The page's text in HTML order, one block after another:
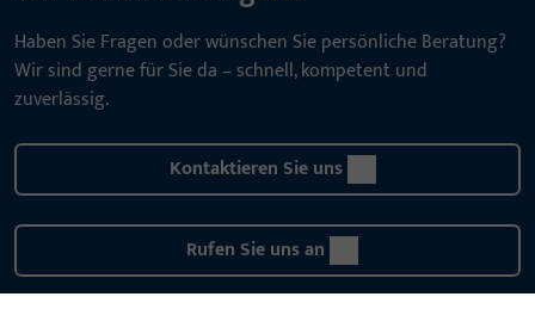
Haben Sie Fragen oder wünschen Sie persönliche Beratung?
Wir sind gerne für Sie da – schnell, kompetent und
zuverlässig.
Kontaktieren Sie uns
Rufen Sie uns an